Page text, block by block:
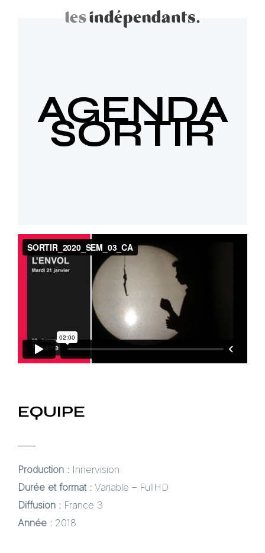
AGENDA
SORTIR
EQUIPE
Production : Innervision
Durée et format : Variable – FullHD
Diffusion : France 3
Année : 2018